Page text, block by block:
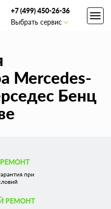
+7 (499) 450-26-36
Выбрать сервис
Mercedes-
Бенц
при
РЕМОНТ